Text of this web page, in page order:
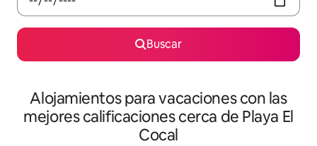
Buscar
Alojamientos para vacaciones con las
mejores calificaciones cerca de Playa El
Cocal